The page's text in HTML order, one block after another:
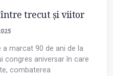
între trecut și viitor
marcat 90 de ani de la
congres aniversar în care
combaterea